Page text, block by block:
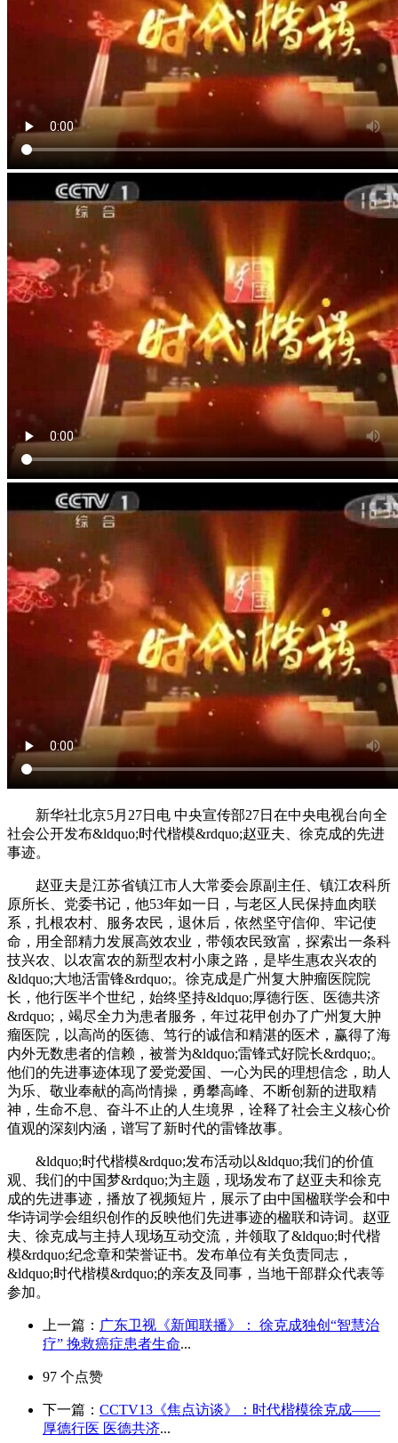
新华社北京5月27日电 中央宣传部27日在中央电视台向全
社会公开发布&ldquo;时代楷模&rdquo;赵亚夫、徐克成的先进
事迹。
赵亚夫是江苏省镇江市人大常委会原副主任、镇江农科所
原所长、党委书记，他53年如一日，与老区人民保持血肉联
系，扎根农村、服务农民，退休后，依然坚守信仰、牢记使
命，用全部精力发展高效农业，带领农民致富，探索出一条科
技兴农、以农富农的新型农村小康之路，是毕生惠农兴农的
&ldquo;大地活雷锋&rdquo;。徐克成是广州复大肿瘤医院院
长，他行医半个世纪，始终坚持&ldquo;厚德行医、医德共济
&rdquo;，竭尽全力为患者服务，年过花甲创办了广州复大肿
瘤医院，以高尚的医德、笃行的诚信和精湛的医术，赢得了海
内外无数患者的信赖，被誉为&ldquo;雷锋式好院长&rdquo;。
他们的先进事迹体现了爱党爱国、一心为民的理想信念，助人
为乐、敬业奉献的高尚情操，勇攀高峰、不断创新的进取精
神，生命不息、奋斗不止的人生境界，诠释了社会主义核心价
值观的深刻内涵，谱写了新时代的雷锋故事。
&ldquo;时代楷模&rdquo;发布活动以&ldquo;我们的价值
观、我们的中国梦&rdquo;为主题，现场发布了赵亚夫和徐克
成的先进事迹，播放了视频短片，展示了由中国楹联学会和中
华诗词学会组织创作的反映他们先进事迹的楹联和诗词。赵亚
夫、徐克成与主持人现场互动交流，并领取了&ldquo;时代楷
模&rdquo;纪念章和荣誉证书。发布单位有关负责同志，
&ldquo;时代楷模&rdquo;的亲友及同事，当地干部群众代表等
参加。
上一篇： 广东卫视《新闻联播》： 徐克成独创“智慧治
疗” 挽救癌症患者生命...
97 个点赞
下一篇： CCTV13《焦点访谈》：时代楷模徐克成——
厚德行医 医德共济...